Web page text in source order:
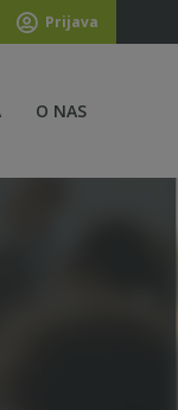
Prijava
O NAS